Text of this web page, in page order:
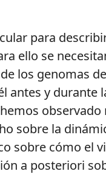
para
ello se
los genomas
antes y
la
sobre cómo el
a posteriori